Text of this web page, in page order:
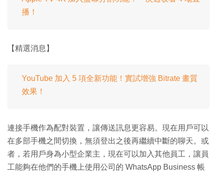
播！
【精選消息】
YouTube 加入 5 項全新功能！實試增強 Bitrate 畫質
效果！
連接手機作為配對裝置，讓傳送訊息更容易。現在用戶可以
在多部手機之間切換，無須登出之後再繼續中斷的聊天。或
者，若用戶身為小型企業主，現在可以加入其他員工，讓員
工能夠在他們的手機上使用公司的 WhatsApp Business 帳